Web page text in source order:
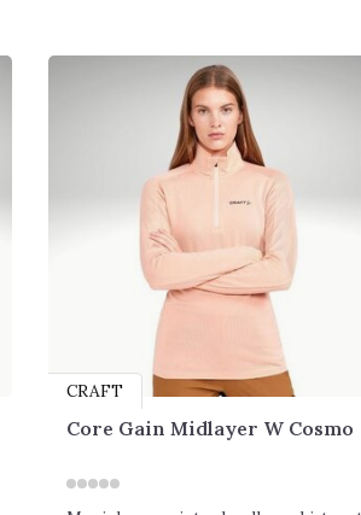
CRAFT
Core Gain Midlayer W Cosmo